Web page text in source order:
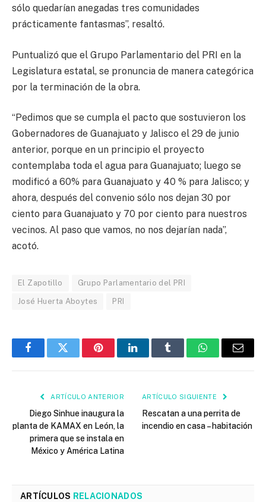
sólo quedarían anegadas tres comunidades
prácticamente fantasmas”, resaltó.
Puntualizó que el Grupo Parlamentario del PRI en la
Legislatura estatal, se pronuncia de manera categórica
por la terminación de la obra.
“Pedimos que se cumpla el pacto que sostuvieron los
Gobernadores de Guanajuato y Jalisco el 29 de junio
anterior, porque en un principio el proyecto
contemplaba toda el agua para Guanajuato; luego se
modificó a 60% para Guanajuato y 40 % para Jalisco; y
ahora, después del convenio sólo nos dejan 30 por
ciento para Guanajuato y 70 por ciento para nuestros
vecinos. Al paso que vamos, no nos dejarían nada”,
acotó.
El Zapotillo Grupo Parlamentario del PRI
José Huerta Aboytes PRI
FacebookTwitter PinterestLinkedInTumblr WhatsAppEmail
ARTÍCULO ANTERIOR
Diego Sinhue inaugura la
planta de KAMAX en León, la
primera que se instala en
México y América Latina
ARTÍCULO SIGUIENTE
Rescatan a una perrita de
incendio en casa – habitación
ARTÍCULOS RELACIONADOS